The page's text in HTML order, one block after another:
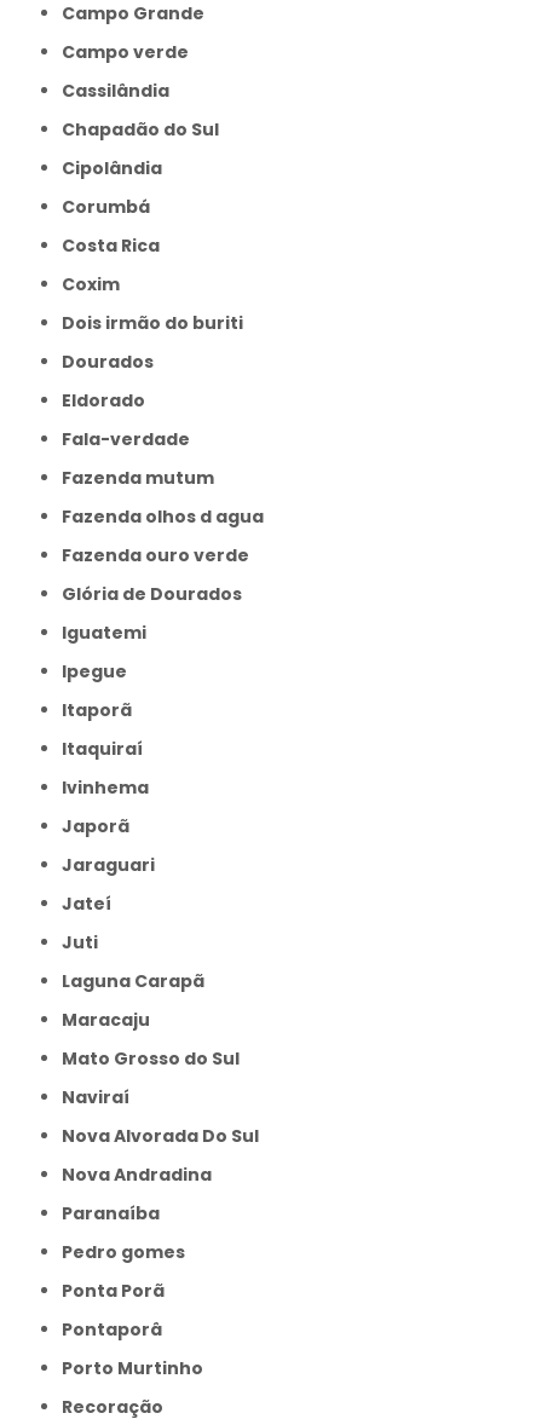
Campo Grande
Campo verde
Cassilândia
Chapadão do Sul
Cipolândia
Corumbá
Costa Rica
Coxim
Dois irmão do buriti
Dourados
Eldorado
Fala-verdade
Fazenda mutum
Fazenda olhos d agua
Fazenda ouro verde
Glória de Dourados
Iguatemi
Ipegue
Itaporã
Itaquiraí
Ivinhema
Japorã
Jaraguari
Jateí
Juti
Laguna Carapã
Maracaju
Mato Grosso do Sul
Naviraí
Nova Alvorada Do Sul
Nova Andradina
Paranaíba
Pedro gomes
Ponta Porã
Pontaporâ
Porto Murtinho
Recoração